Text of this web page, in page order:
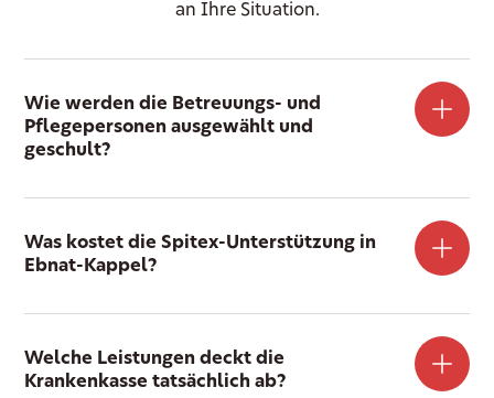
an Ihre Situation.
Wie werden die Betreuungs- und
Pflegepersonen ausgewählt und
geschult?
Was kostet die Spitex-Unterstützung in
Ebnat-Kappel?
Welche Leistungen deckt die
Krankenkasse tatsächlich ab?